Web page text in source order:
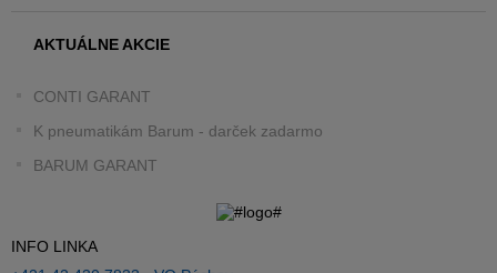
AKTUÁLNE AKCIE
CONTI GARANT
K pneumatikám Barum - darček zadarmo
BARUM GARANT
INFO LINKA